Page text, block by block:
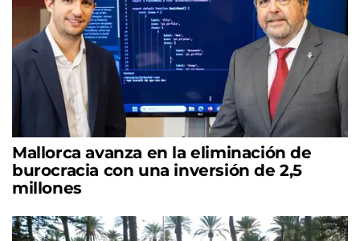
Mallorca avanza en la eliminación de
burocracia con una inversión de 2,5
millones